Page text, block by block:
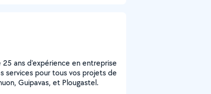
ans d'expérience en entreprise
services pour tous vos projets de
Guipavas, et Plougastel.